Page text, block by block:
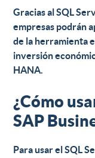
Gracias alSQL
empresas podrán
de la herramienta
inversión
HANA.
¿Cómo
SAP
Para usar elSQL